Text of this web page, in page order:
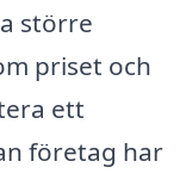
större
priset och
ett
företag har